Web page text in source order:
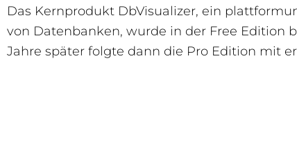
Das Kernprodukt DbVisualizer, ein
von Datenbanken, wurde in der Free Edition
Jahre später folgte dann die Pro Edition mit